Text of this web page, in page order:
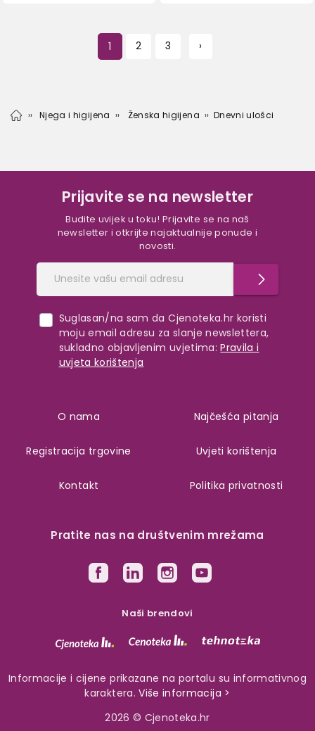
1 2 3 ›
Njega i higijena Ženska higijena Dnevni ulošci
Prijavite se na newsletter
Budite uvijek u toku! Prijavite se na naš
newsletter i otkrijte najaktualnije ponude i
novosti.
Suglasan/na sam da Cjenoteka.hr koristi
moju email adresu za slanje newslettera,
sukladno objavljenim uvjetima: Pravila i
uvjeta korištenja
Pratite nas na društvenim mrežama
Naši brendovi
O nama
Registracija trgovine
Kontakt
Najčešća pitanja
Uvjeti korištenja
Politika privatnosti
Informacije i cijene prikazane na portalu su informativnog
karaktera.Više informacija >
2026 © Cjenoteka.hr